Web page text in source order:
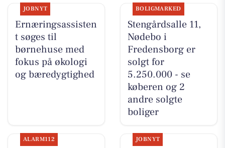
JOBNYT
Ernæringsassisten
t søges til
børnehuse med
fokus på økologi
og bæredygtighed
BOLIGMARKED
Stengårdsalle 11,
Nødebo i
Fredensborg er
solgt for
5.250.000 - se
køberen og 2
andre solgte
boliger
ALARM112 JOBNYT